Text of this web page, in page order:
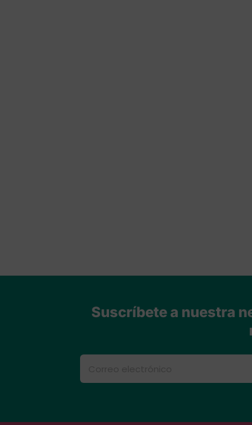
Suscríbete a nuestra